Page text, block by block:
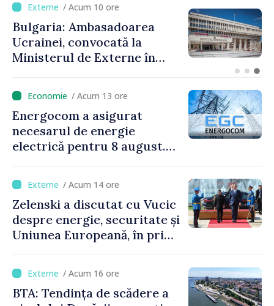
/ Acum 11 minute
Atac masiv cu drone și
rachete asupra regiunii
Odesa. Cel puțin opt
/ Acum 13 ore
Energocom a asigurat
necesarul de energie
electrică pentru 8 august.
cetățenii să reducă
consumul în orele de vârf
/ Acum 14 ore
Zelenski a discutat cu Vucic
despre energie, securitate și
Uniunea Europeană, în prima
/ Acum 16 ore
BTA: Tendința de scădere a